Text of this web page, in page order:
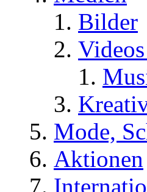
Bilder
Mode,
Aktionen